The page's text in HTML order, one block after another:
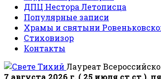
ДПЦ Нестора Летописца
Популярные записи
Храмы и святыни
Стиховизор
Контакты
Лауреат
7 августа 2026 г. ( 25 июля ст.ст.),